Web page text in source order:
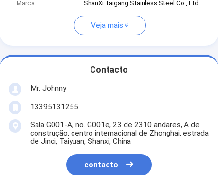
Marca
ShanXi Taigang Stainless Steel Co., Ltd.
Veja mais
Contacto
Mr. Johnny
13395131255
Sala G001-A, no. G001e, 23 de 2310 andares, A de
construção, centro internacional de Zhonghai, estrada
de Jinci, Taiyuan, Shanxi, China
contacto